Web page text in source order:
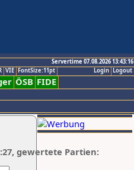
Servertime 07.08.2026 13:43:16
Logout
Login
VIE FontSize:11pt
ÖSB FIDE
gewertete Partien: